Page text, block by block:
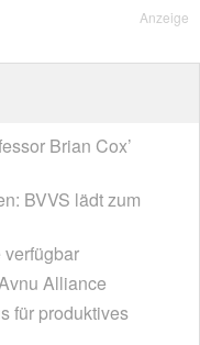
Anzeige
Brian Cox’
BVVS lädt zum
Alliance
für produktives